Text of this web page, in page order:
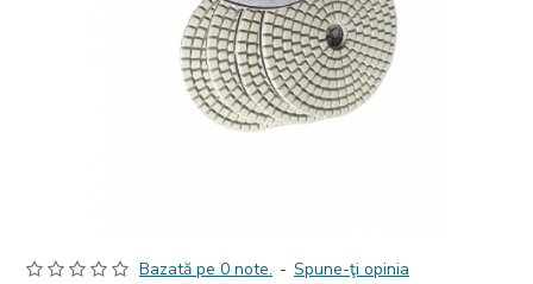
Bazată pe 0 note. - Spune-ţi opinia